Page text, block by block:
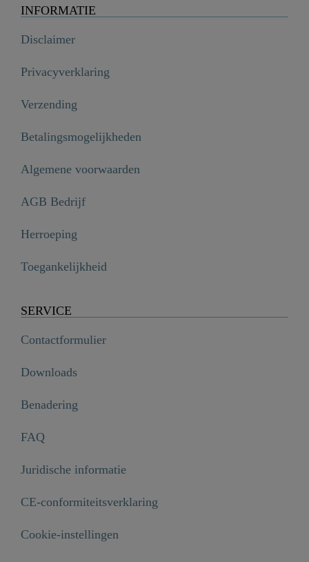
INFORMATIE
Disclaimer
Privacyverklaring
Verzending
Betalingsmogelijkheden
Algemene voorwaarden
AGB Bedrijf
Herroeping
Toegankelijkheid
SERVICE
Contactformulier
Downloads
Benadering
FAQ
Juridische informatie
CE-conformiteitsverklaring
Cookie-instellingen